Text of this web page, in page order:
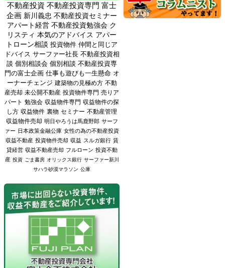
不動産投資 不動産投資専門 富士
企画 新川義忠 不動産投資セミナー
アパート経営 不動産投資勉強会 ク
リスティ 本気のアドバイス アパー
トローン相談 投資物件 仲間と同じア
ドバイス サーファー社長 不動産投資相
談 個別相談会 個別相談 不動産投資専
門の富士企画 仕事も遊びも一生懸命 オ
ーナーチェンジ 建築物の見極め方 不動
産売却 未公開不動産 投資物件専門 売りア
パート 勉強会 収益物件専門 収益物件の探
し方 収益物件 裏物 セミナー 不動産管理
収益物件売却 明日やろうは馬鹿野郎 サーフ
ァー 日本政策金融公庫 女性の為の不動産投資
収益不動産 投資物件売却 収益 スルガ銀行 賃
貸経営 収益不動産売却 フルローン 投資不動
産 投資 ごま書房 オリックス銀行 サーファー新川
サハラ砂漠マラソン 公庫